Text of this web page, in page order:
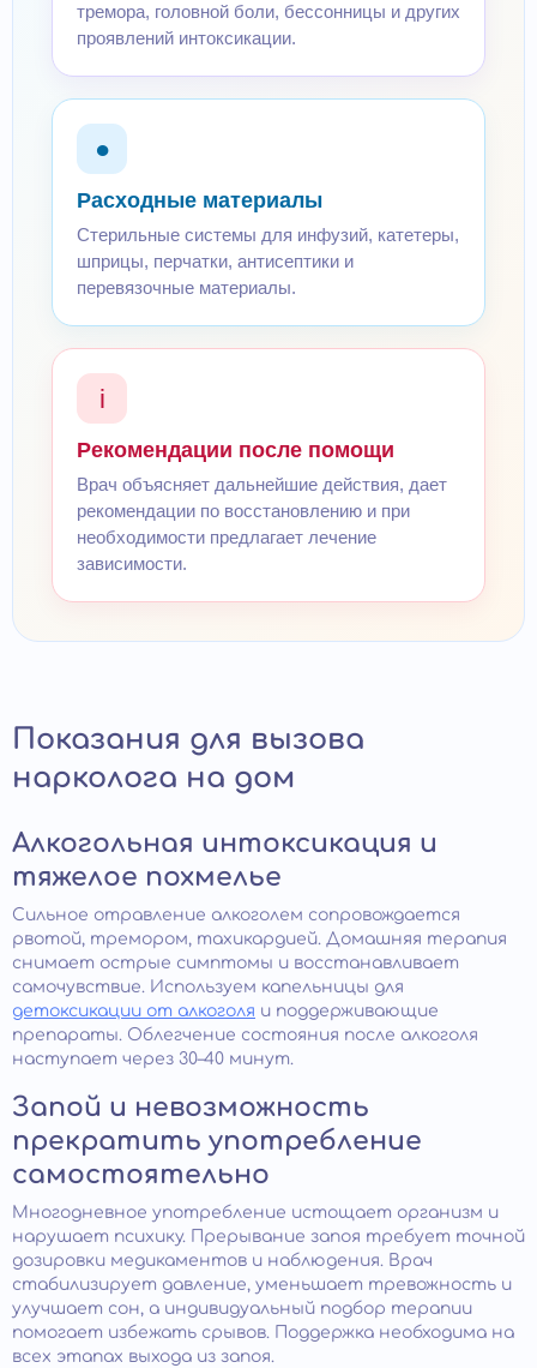
тремора, головной боли, бессонницы и других
проявлений интоксикации.
●
Расходные материалы
Стерильные системы для инфузий, катетеры,
шприцы, перчатки, антисептики и
перевязочные материалы.
i
Рекомендации после помощи
Врач объясняет дальнейшие действия, дает
рекомендации по восстановлению и при
необходимости предлагает лечение
зависимости.
Показания для вызова
нарколога на дом
Алкогольная интоксикация и
тяжелое похмелье
Сильное отравление алкоголем сопровождается
рвотой, тремором, тахикардией. Домашняя терапия
снимает острые симптомы и восстанавливает
самочувствие. Используем капельницы для
детоксикации от алкоголя и поддерживающие
препараты. Облегчение состояния после алкоголя
наступает через 30–40 минут.
Запой и невозможность
прекратить употребление
самостоятельно
Многодневное употребление истощает организм и
нарушает психику. Прерывание запоя требует точной
дозировки медикаментов и наблюдения. Врач
стабилизирует давление, уменьшает тревожность и
улучшает сон, а индивидуальный подбор терапии
помогает избежать срывов. Поддержка необходима на
всех этапах выхода из запоя.